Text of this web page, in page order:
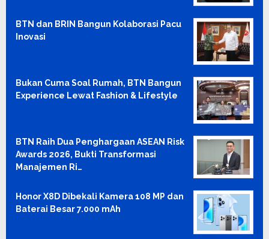
BTN dan BRIN Bangun Kolaborasi Pacu
Inovasi
Bukan Cuma Soal Rumah, BTN Bangun
Experience Lewat Fashion & Lifestyle
BTN Raih Dua Penghargaan ASEAN Risk
Awards 2026, Bukti Transformasi
Manajemen Ri…
Honor X8D Dibekali Kamera 108 MP dan
Baterai Besar 7.000 mAh